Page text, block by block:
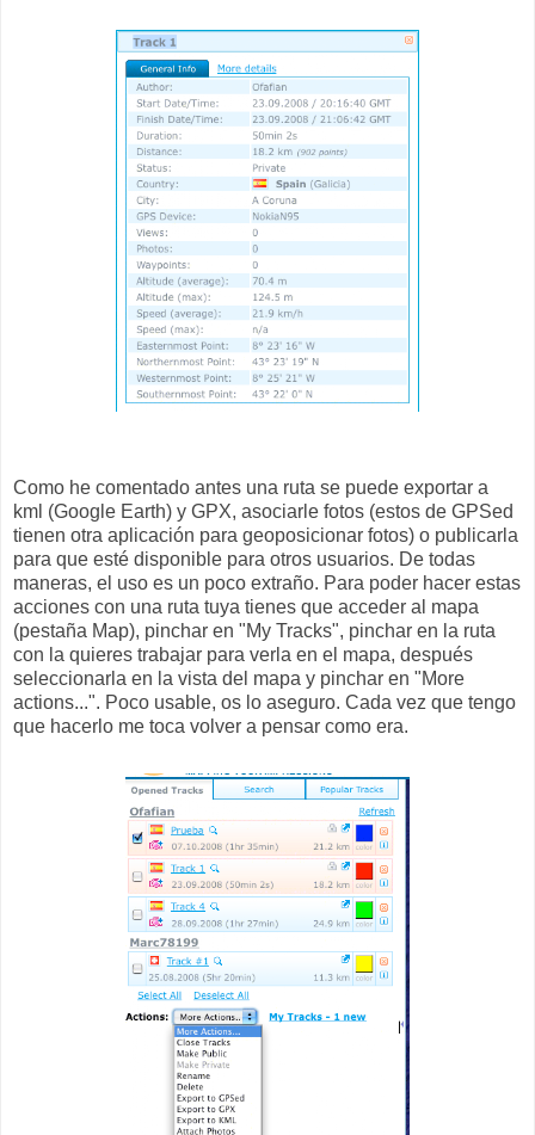
Como he comentado antes una ruta se puede exportar a
kml (Google Earth) y GPX, asociarle fotos (estos de GPSed
tienen otra aplicación para geoposicionar fotos) o publicarla
para que esté disponible para otros usuarios. De todas
maneras, el uso es un poco extraño. Para poder hacer estas
acciones con una ruta tuya tienes que acceder al mapa
(pestaña Map), pinchar en "My Tracks", pinchar en la ruta
con la quieres trabajar para verla en el mapa, después
seleccionarla en la vista del mapa y pinchar en "More
actions...". Poco usable, os lo aseguro. Cada vez que tengo
que hacerlo me toca volver a pensar como era.